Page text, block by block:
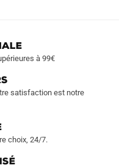
page
à 99€
satisfaction est notre
choix, 24/7.